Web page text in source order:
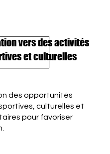
vers des activités
et culturelles
des opportunités
culturelles et
pour favoriser